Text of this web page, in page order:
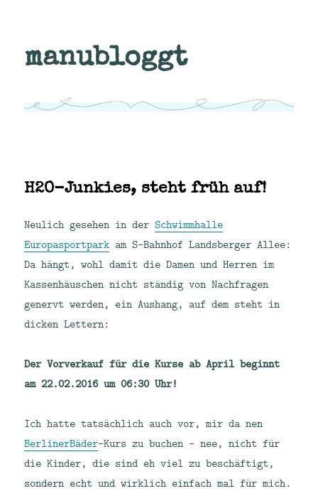
manubloggt
H2O-Junkies, steht früh auf!
Neulich gesehen in derSchwimmhalle
Europasportpark am S-Bahnhof Landsberger Allee:
Da hängt, wohl damit die Damen und Herren im
Kassenhäuschen nicht ständig von Nachfragen
genervt werden, ein Aushang, auf dem steht in
dicken Lettern:
Der Vorverkauf für die Kurse ab April beginnt
am 22.02.2016 um 06:30 Uhr!
Ich hatte tatsächlich auch vor, mir da nen
BerlinerBäder-Kurs zu buchen – nee, nicht für
die Kinder, die sind eh viel zu beschäftigt,
sondern echt und wirklich einfach mal für mich.